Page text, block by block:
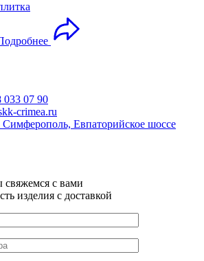
033 07 90
crimea.ru
Евпаторийское шоссе
свяжемся с вами
изделия с доставкой